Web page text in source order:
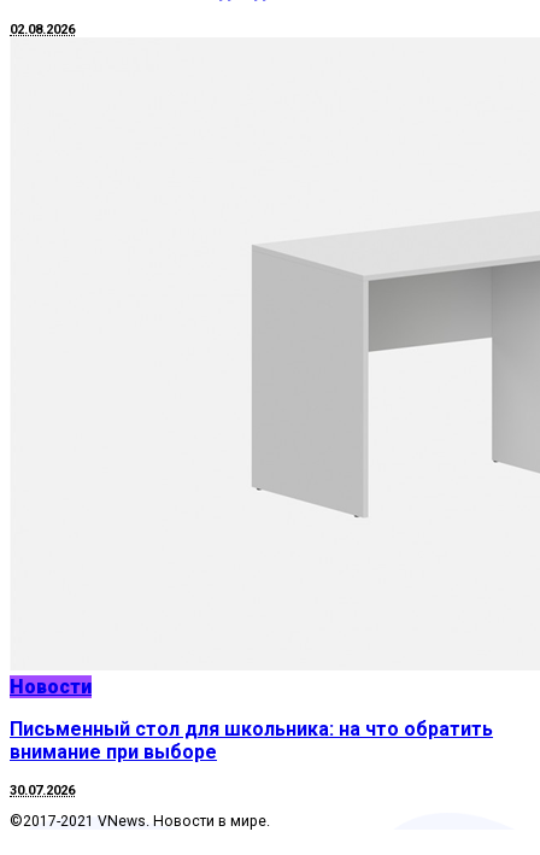
02.08.2026
Новости
Письменный стол для школьника: на что обратить
внимание при выборе
30.07.2026
©2017-2021 VNews. Новости в мире.